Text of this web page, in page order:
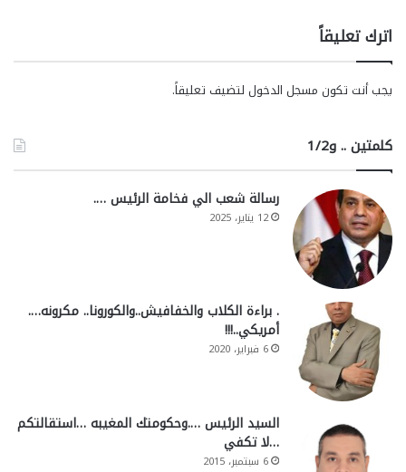
اترك تعليقاً
يجب أنت تكون مسجل الدخول لتضيف تعليقاً.
كلمتين .. و1/2
رسالة شعب الي فخامة الرئيس ….
12 يناير، 2025
. براءة الكلاب والخفافيش..والكورونا.. مكرونه….
أمريكي..!!!
6 فبراير، 2020
السيد الرئيس ….وحكومتك المغيبه …استقالتكم
…لا تكفي
6 سبتمبر، 2015